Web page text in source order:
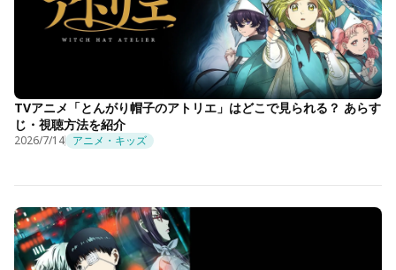
TVアニメ「とんがり帽子のアトリエ」はどこで見られる？ あらす
じ・視聴方法を紹介
2026/7/14 アニメ・キッズ